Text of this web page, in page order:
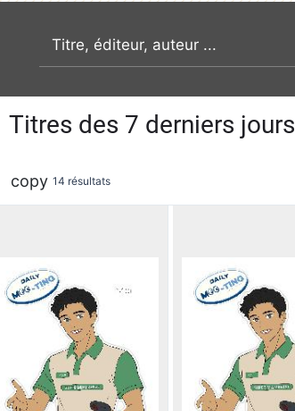
recherche par mot clé
Titres des 7 derniers jours
copy 14 résultats